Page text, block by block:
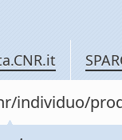
individuo/